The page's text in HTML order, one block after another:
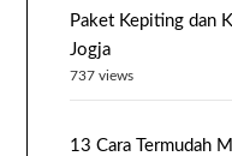
Paket Kepiting dan
Jogja
737 views
13 Cara Termudah